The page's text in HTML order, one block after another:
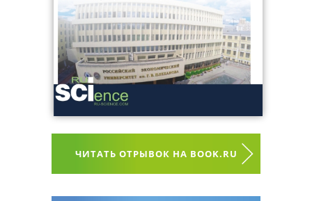
ЧИТАТЬ ОТРЫВОК НА BOOK.RU